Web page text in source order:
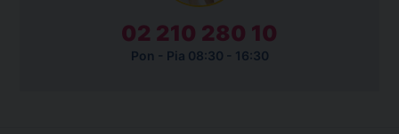
02 210 280 10
Pon - Pia 08:30 - 16:30